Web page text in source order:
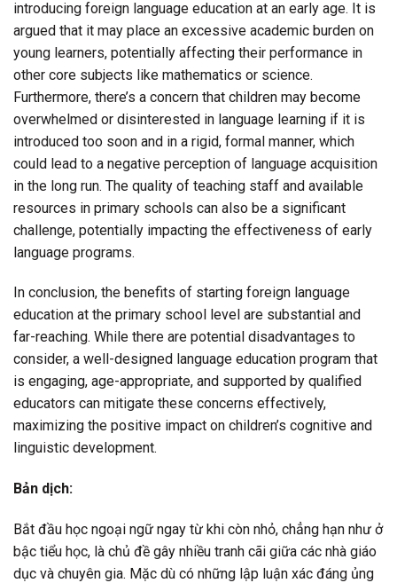
introducing foreign language education at an early age. It is
argued that it may place an excessive academic burden on
young learners, potentially affecting their performance in
other core subjects like mathematics or science.
Furthermore, there’s a concern that children may become
overwhelmed or disinterested in language learning if it is
introduced too soon and in a rigid, formal manner, which
could lead to a negative perception of language acquisition
in the long run. The quality of teaching staff and available
resources in primary schools can also be a significant
challenge, potentially impacting the effectiveness of early
language programs.
In conclusion, the benefits of starting foreign language
education at the primary school level are substantial and
far-reaching. While there are potential disadvantages to
consider, a well-designed language education program that
is engaging, age-appropriate, and supported by qualified
educators can mitigate these concerns effectively,
maximizing the positive impact on children’s cognitive and
linguistic development.
Bản dịch:
Bắt đầu học ngoại ngữ ngay từ khi còn nhỏ, chẳng hạn như ở
bậc tiểu học, là chủ đề gây nhiều tranh cãi giữa các nhà giáo
dục và chuyên gia. Mặc dù có những lập luận xác đáng ủng